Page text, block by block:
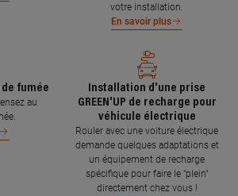
votre installation.
En savoir plus
de fumée
au
Installation d'une prise
GREEN'UP de recharge pour
véhicule électrique
Rouler avec une voiture électrique
demande quelques adaptations et
un équipement de recharge
spécifique pour faire le "plein"
directement chez vous !